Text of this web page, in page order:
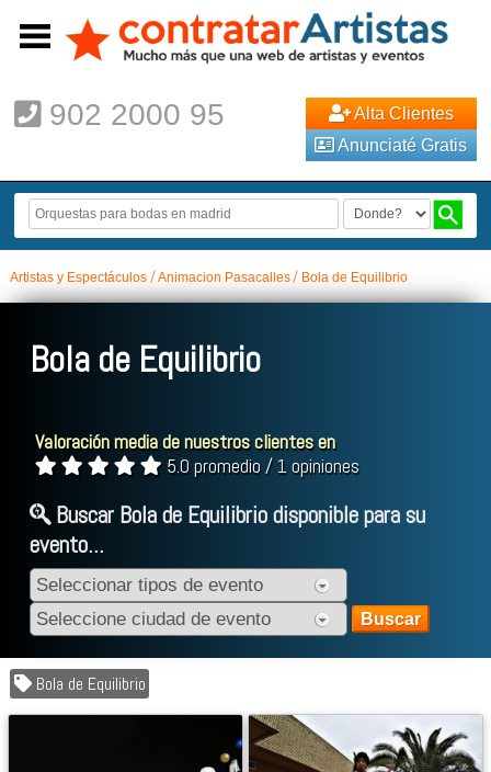
902 2000 95
Alta Clientes
Anunciaté Gratis
Artistas y Espectáculos Animacion Pasacalles Bola de Equilibrio
Bola de Equilibrio
Valoración media de nuestros clientes en
5.0 promedio / 1 opiniones
Buscar Bola de Equilibrio disponible para su
evento...
Bola de Equilibrio